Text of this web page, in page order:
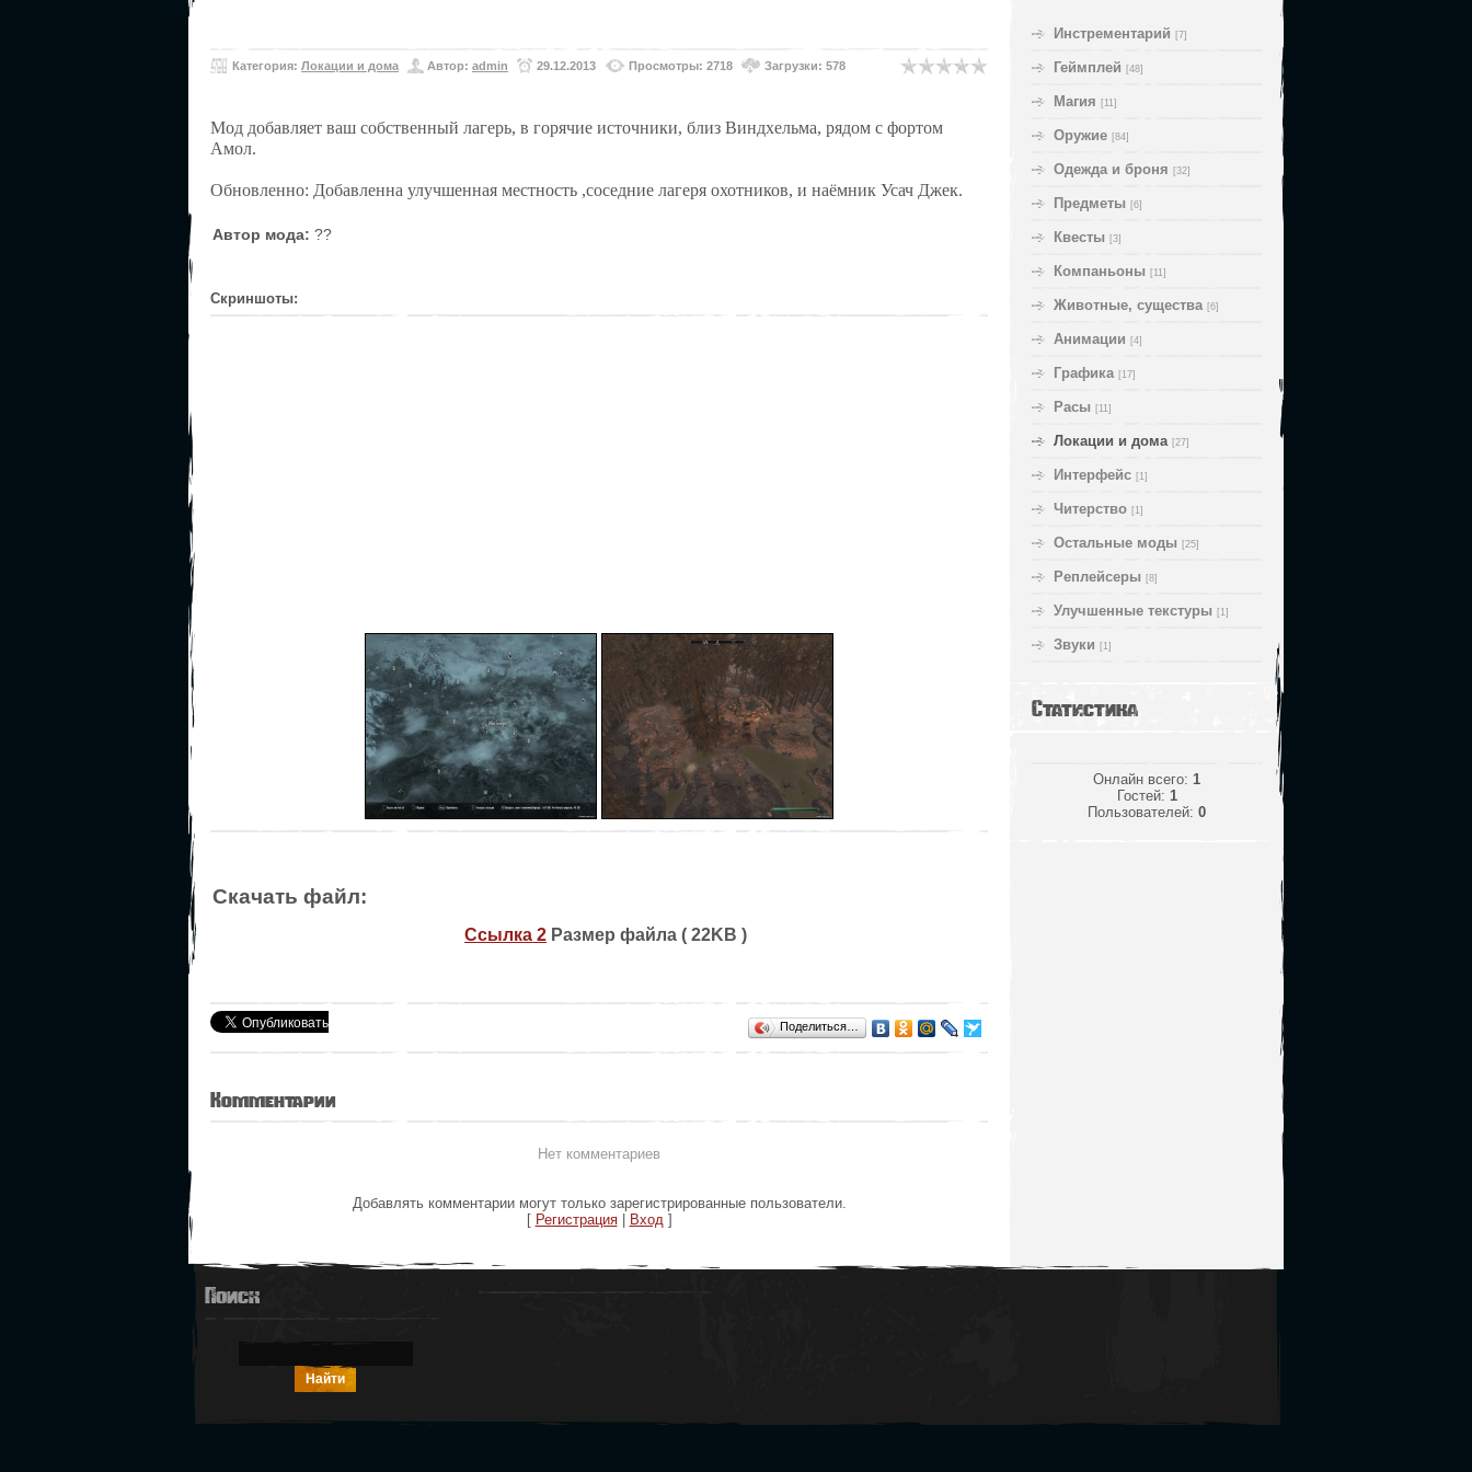
Категория: Локации и дома Автор: admin 29.12.2013 Просмотры: 2718 Загрузки: 578
Мод добавляет ваш собственный лагерь, в горячие источники, близ Виндхельма, рядом с фортом
Амол.
Обновленно: Добавленна улучшенная местность ,соседние лагеря охотников, и наёмник Усач Джек.
Автор мода: ??
Скриншоты:
Скачать файл:
Ссылка 2 Размер файла ( 22KB )
Поделиться…
Комментарии
Нет комментариев
Добавлять комментарии могут только зарегистрированные пользователи.
[ Регистрация| Вход]
Инстрементарий [7]
Геймплей [48]
Магия [11]
Оружие [84]
Одежда и броня [32]
Предметы [6]
Квесты [3]
Компаньоны [11]
Животные, cущества [6]
Анимации [4]
Графика [17]
Расы [11]
Локации и дома [27]
Интерфейс [1]
Читерство [1]
Остальные моды [25]
Реплейсеры [8]
Улучшенные текстуры [1]
Звуки [1]
Статистика
Онлайн всего: 1
Гостей: 1
Пользователей: 0
Поиск